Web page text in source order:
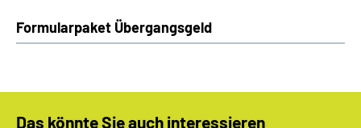
Formularpaket Übergangsgeld
Das könnte Sie auch interessieren